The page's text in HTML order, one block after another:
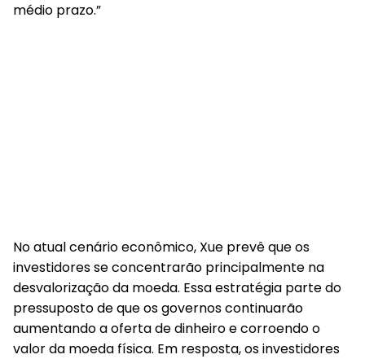
médio prazo.”
No atual cenário econômico, Xue prevê que os
investidores se concentrarão principalmente na
desvalorização da moeda. Essa estratégia parte do
pressuposto de que os governos continuarão
aumentando a oferta de dinheiro e corroendo o
valor da moeda física. Em resposta,os investidores